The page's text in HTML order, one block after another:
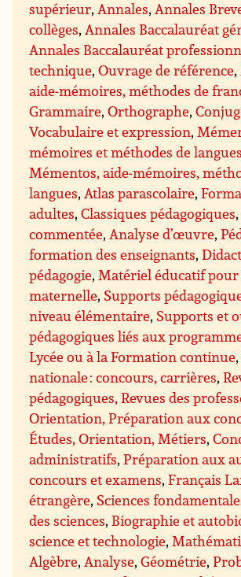
supérieur, Annales, Annales
collèges, Annales Baccalauréat
Annales Baccalauréat
technique,Ouvrage de référence,
aide-mémoires, méthodes de
Grammaire,Orthographe,
Vocabulaire et expression,
mémoires et méthodes de
Mémentos, aide-mémoires,
langues, Atlas parascolaire,
adultes,Classiques pédagogiques
commentée, Analyse d’œuvre,
formation des enseignants,
pédagogie, Matériel éducatif pour
maternelle, Supports
niveau élémentaire, Supports et
pédagogiques liés aux
Lycée ou à la Formation continue
nationale : concours, carrières,
pédagogiques, Revues des
Orientation, Préparation aux
Études, Orientation, Métiers,
administratifs,Préparation aux
concours et examens,Français
étrangère, Sciences
des sciences, Biographie et
science et technologie,
Algèbre, Analyse,Géométrie,